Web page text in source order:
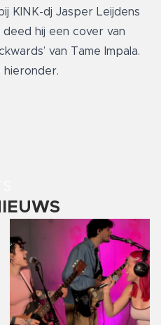
KINK-dj Jasper Leijdens
deed hij een cover van
van Tame Impala.
hieronder.